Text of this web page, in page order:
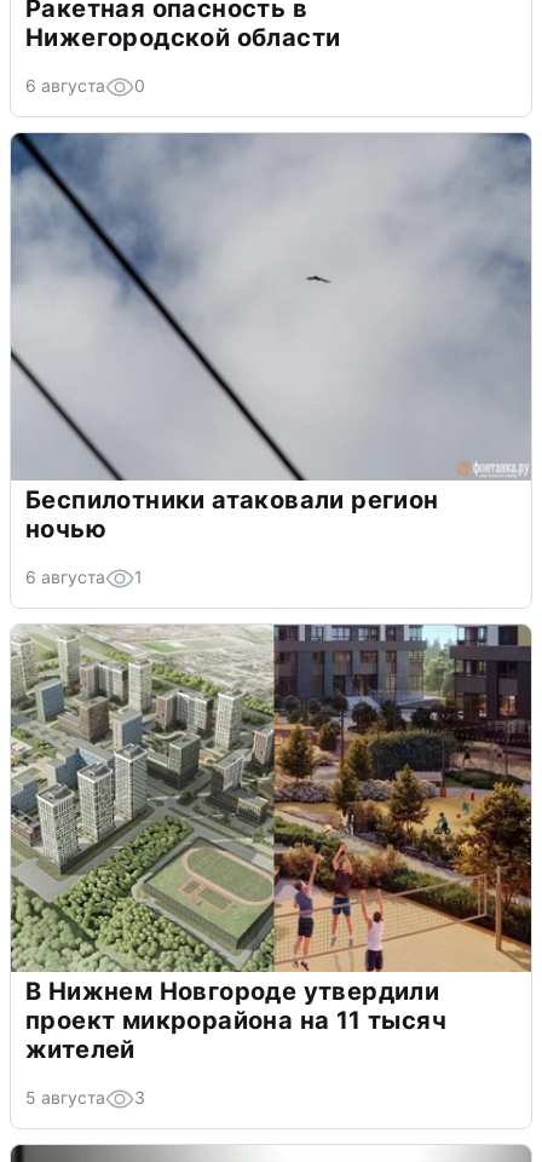
Ракетная опасность в
Нижегородской области
6 августа 0
Беспилотники атаковали регион
ночью
6 августа 1
В Нижнем Новгороде утвердили
проект микрорайона на 11 тысяч
жителей
5 августа 3